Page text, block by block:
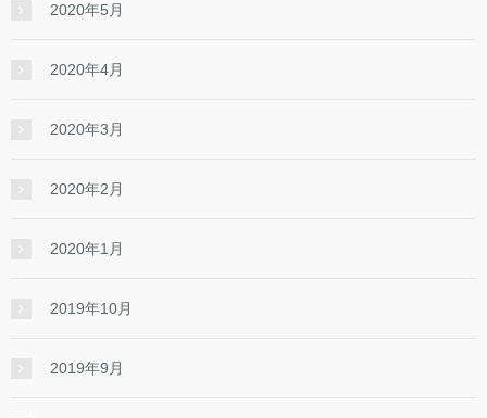
2020年5月
2020年4月
2020年3月
2020年2月
2020年1月
2019年10月
2019年9月